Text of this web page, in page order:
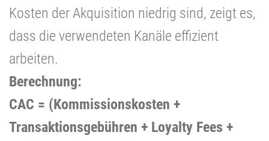
Kosten der Akquisition niedrig sind, zeigt es,
dass die verwendeten Kanäle effizient
arbeiten.
Berechnung:
CAC = (Kommissionskosten +
Transaktionsgebühren + Loyalty Fees +